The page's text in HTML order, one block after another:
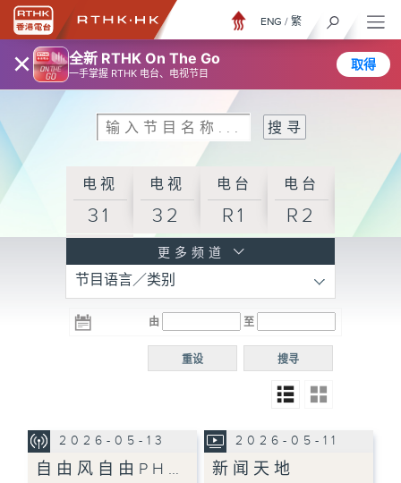
× 全新 RTHK On The Go
一手掌握 RTHK 电台、电视节目
取得
ENG / 繁
电视
31
电视
32
电台
R1
电台
R2
R3
电台 电台
R5
电台
普通
更多频道
节目语言／类别
由 至
搜寻
重设
2026-05-13
自由风自由PH…
2026-05-11
新闻天地